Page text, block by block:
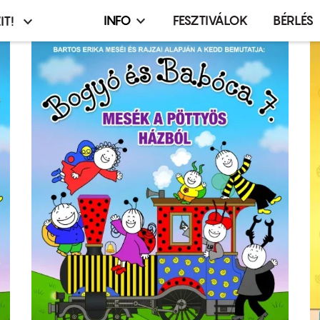
Infó,
esemény,
terembérlés
menü
INFO FESZTIVÁLOK BÉRLÉS